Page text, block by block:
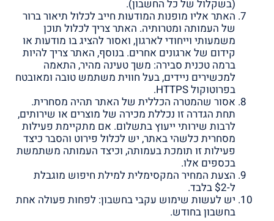
(בשקלול של כל החשבון).
האתר אליו מופנות המודעות חייב לכלול תיאור ברור
של העמותה ומטרותיה. האתר צריך לכלול תוכן
משמעותי וייחודי לארגון, ואסור להציג בו מודעות או
קידום של ארגונים אחרים. בנוסף, האתר צריך להיות
ברמה טכנית סבירה: משך טעינה מהיר, התאמה
למכשירים ניידים, בעל חווית משתמש טובה ומאובטח
בפרוטוקול HTTPS.
אסור שהמטרה הכללית של האתר תהיה מסחרית.
תחת הגדרה זו נכללת מכירה של מוצרים או שירותים,
לרבות שירותי ייעוץ בתשלום. אם מתקיימת פעילות
מסחרית כלשהי באתר, יש לכלול פירוט והסבר כיצד
פעילות זו תומכת בעמותה, וכיצד העמותה משתמשת
בכספים אלו.
הצעת המחיר המקסימלית למילת חיפוש מוגבלת
ל-$2 בלבד.
יש לעשות שימוש עקבי בחשבון: לפחות פעולה אחת
בחשבון בחודש.